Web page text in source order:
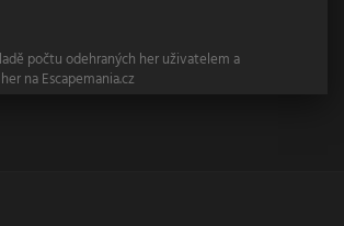
počtu odehraných her uživatelem a
na Escapemania.cz